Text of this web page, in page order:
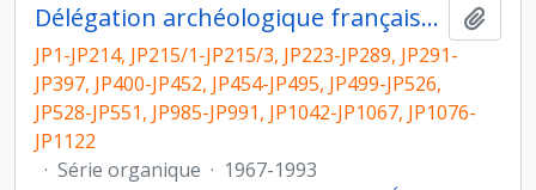
Délégation archéologique française en Iran
JP1-JP214, JP215/1-JP215/3, JP223-JP289, JP291-
JP397, JP400-JP452, JP454-JP495, JP499-JP526,
JP528-JP551, JP985-JP991, JP1042-JP1067, JP1076-
JP1122
· Série organique · 1967-1993